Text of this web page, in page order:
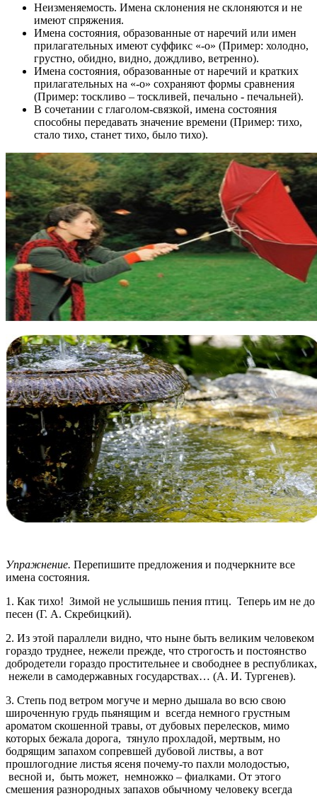
Неизменяемость. Имена склонения не склоняются и не
имеют спряжения.
Имена состояния, образованные от наречий или имен
прилагательных имеют суффикс «-о» (Пример: холодно,
грустно, обидно, видно, дождливо, ветренно).
Имена состояния, образованные от наречий и кратких
прилагательных на «-о» сохраняют формы сравнения
(Пример: тоскливо – тоскливей, печально - печальней).
В сочетании с глаголом-связкой, имена состояния
способны передавать значение времени (Пример: тихо,
стало тихо, станет тихо, было тихо).
Упражнение. Перепишите предложения и подчеркните все
имена состояния.
1. Как тихо! Зимой не услышишь пения птиц. Теперь им не до
песен (Г. А. Скребицкий).
2. Из этой параллели видно, что ныне быть великим человеком
гораздо труднее, нежели прежде, что строгость и постоянство
добродетели гораздо простительнее и свободнее в республиках,
нежели в самодержавных государствах… (А. И. Тургенев).
3. Степь под ветром могуче и мерно дышала во всю свою
широченную грудь пьянящим и всегда немного грустным
ароматом скошенной травы, от дубовых перелесков, мимо
которых бежала дорога, тянуло прохладой, мертвым, но
бодрящим запахом сопревшей дубовой листвы, а вот
прошлогодние листья ясеня почему-то пахли молодостью,
весной и, быть может, немножко – фиалками. От этого
смешения разнородных запахов обычному человеку всегда